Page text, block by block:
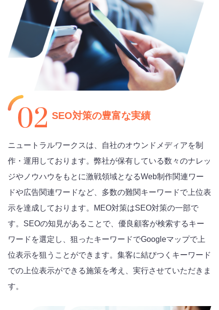
SEO対策の豊富な実績
ニュートラルワークスは、自社のオウンドメディアを制
作・運用しております。弊社が保有している数々のナレッ
ジやノウハウをもとに激戦領域となるWeb制作関連ワー
ドや広告関連ワードなど、多数の難関キーワードで上位表
示を達成しております。MEO対策はSEO対策の一部で
す。SEOの知見があることで、優良顧客が検索するキー
ワードを選定し、狙ったキーワードでGoogleマップで上
位表示を狙うことができます。集客に結びつくキーワード
での上位表示ができる施策を考え、実行させていただきま
す。